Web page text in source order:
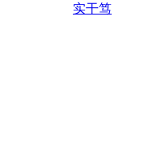
实干笃